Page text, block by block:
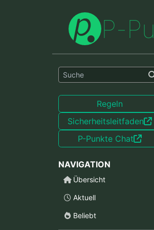
P-Pu
Regeln
Sicherheitsleitfaden
P-Punkte Chat
NAVIGATION
Übersicht
Aktuell
Beliebt